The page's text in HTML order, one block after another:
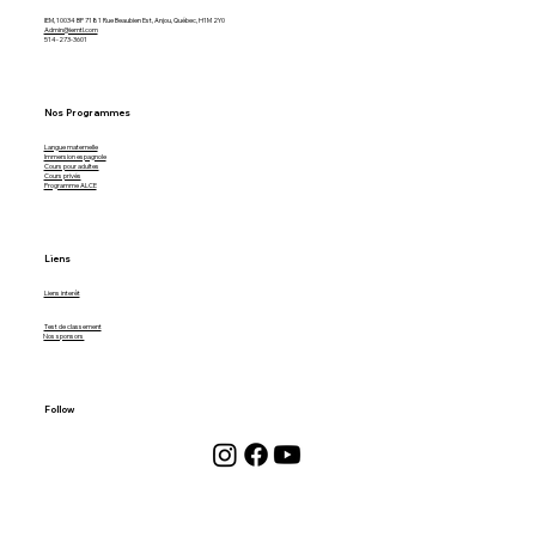
IEM, 10034 BP 7181 Rue Beaubien Est, Anjou, Québec, H1M 2Y0
Admin@iemtl.com
514-273-3601
Nos Programmes
Langue maternelle
Immersion espagnole
Cours pour adultes
Cours privés
Programme ALCE
Liens
Liens interêt
Test de classement
Nos sponsors
Follow